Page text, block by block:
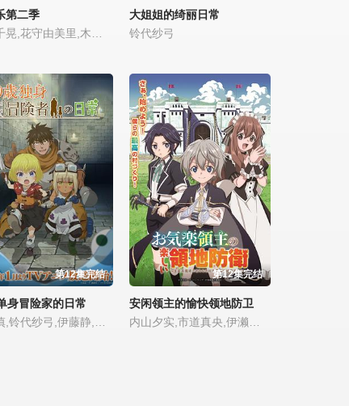
第二季
大姐姐的绮丽日常
铃代纱弓
第12集完结
身冒险家的日常
第12集完结
安闲领主的愉快领地防卫